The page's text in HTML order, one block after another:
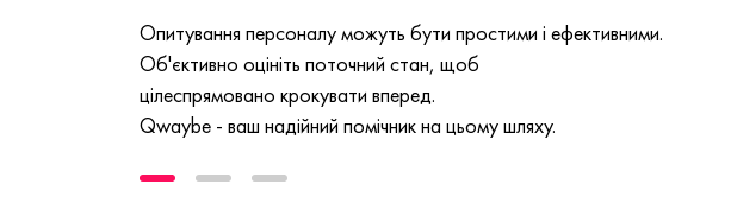
Опитування персоналу можуть бути простими і ефективними.
Об'єктивно оцініть поточний стан, щоб
цілеспрямовано крокувати вперед.
Qwaybe - ваш надійний помічник на цьому шляху.